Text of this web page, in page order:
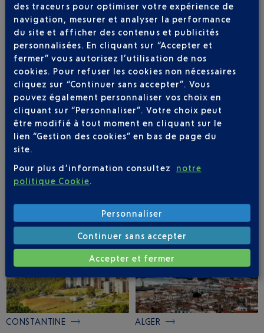
APPLICATION AÉROPORT NICE
2 DESTINATIONS AVEC AIR ALGERIE AU
CONSTANTINE ALGER
des traceurs pour optimiser votre expérience de
navigation, mesurer et analyser la performance
du site et afficher des contenus et publicités
personnalisées. En cliquant sur “Accepter et
fermer” vous autorisez l’utilisation de nos
cookies. Pour refuser les cookies non nécessaires
cliquez sur “Continuer sans accepter”. Vous
pouvez également personnaliser vos choix en
cliquant sur “Personnaliser”. Votre choix peut
être modifié à tout moment en cliquant sur le
lien “Gestion des cookies” en bas de page du
site.
Pour plus d’information consultez
notre
politique Cookie.
Personnaliser
Continuer sans accepter
Accepter et fermer